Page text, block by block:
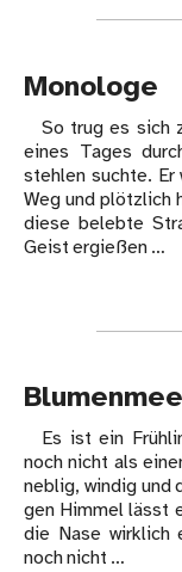
Monologe
So trug es sich
eines Tages
stehlen suchte. Er
Weg und plötzlich
diese belebte
Geist ergießen …
Es ist ein
noch nicht als
neblig, windig und
gen Himmel lässt
die Nase wirklich
noch nicht …